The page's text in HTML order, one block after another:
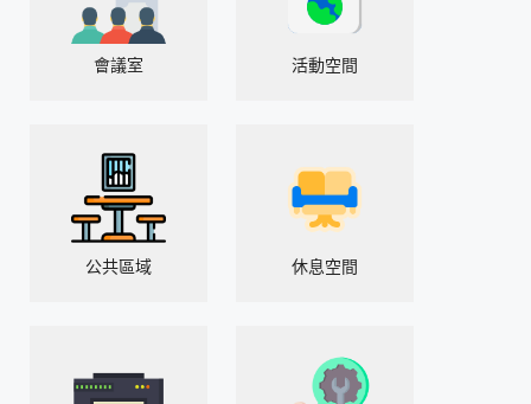
會議室 活動空間
公共區域 休息空間